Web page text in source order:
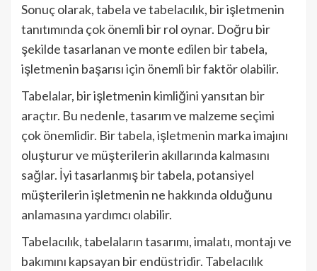
Sonuç olarak, tabela ve tabelacılık, bir işletmenin
tanıtımında çok önemli bir rol oynar. Doğru bir
şekilde tasarlanan ve monte edilen bir tabela,
işletmenin başarısı için önemli bir faktör olabilir.
Tabelalar, bir işletmenin kimliğini yansıtan bir
araçtır. Bu nedenle, tasarım ve malzeme seçimi
çok önemlidir. Bir tabela, işletmenin marka imajını
oluşturur ve müşterilerin akıllarında kalmasını
sağlar. İyi tasarlanmış bir tabela, potansiyel
müşterilerin işletmenin ne hakkında olduğunu
anlamasına yardımcı olabilir.
Tabelacılık, tabelaların tasarımı, imalatı, montajı ve
bakımını kapsayan bir endüstridir. Tabelacılık